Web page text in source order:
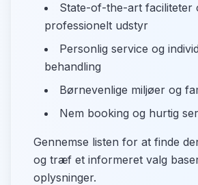
State-of-the-art faciliteter
professionelt udstyr
Personlig service og
behandling
Børnevenlige miljøer og
Nem booking og hurtig
Gennemse listen for at finde
og træf et informeret valg
oplysninger.